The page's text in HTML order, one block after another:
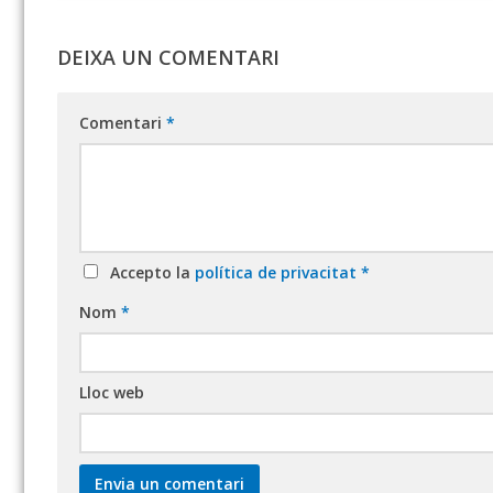
DEIXA UN COMENTARI
Comentari *
Accepto la política de privacitat *
Nom *
Lloc web